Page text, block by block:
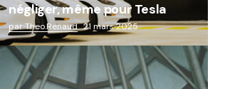
négliger, même pour Tesla
par Theo.Renaud 21 mars 2025